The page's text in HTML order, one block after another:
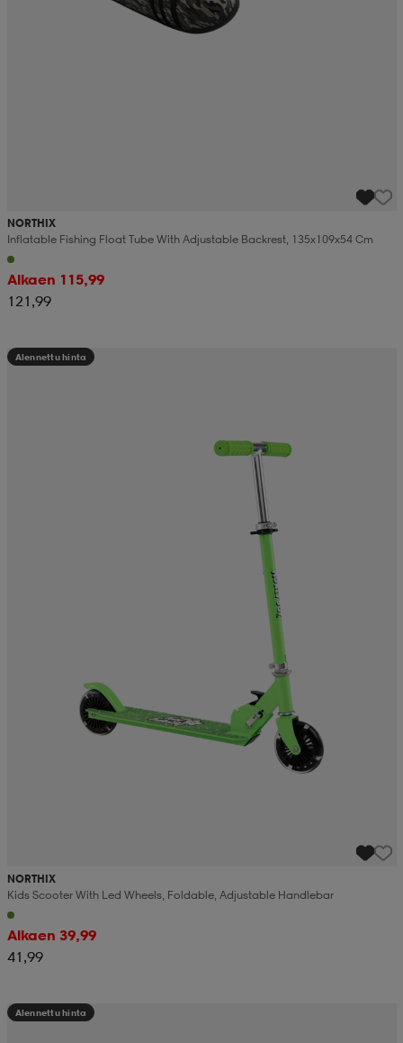
NORTHIX
Inflatable Fishing Float Tube With Adjustable Backrest, 135x109x54 Cm
Alkaen 115,99
121,99
Alennettu hinta
NORTHIX
Kids Scooter With Led Wheels, Foldable, Adjustable Handlebar
Alkaen 39,99
41,99
Alennettu hinta